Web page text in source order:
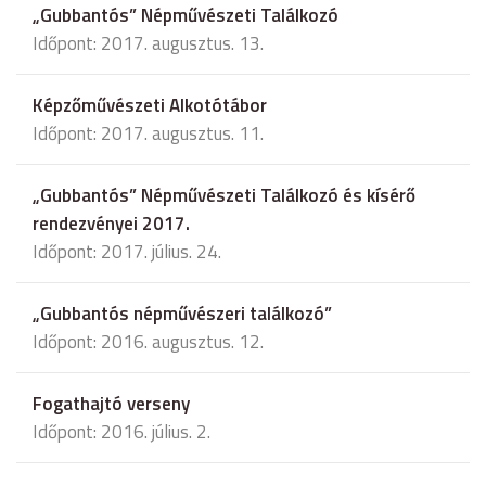
„Gubbantós” Népművészeti Találkozó
Időpont: 2017. augusztus. 13.
Képzőművészeti Alkotótábor
Időpont: 2017. augusztus. 11.
„Gubbantós” Népművészeti Találkozó és kísérő
rendezvényei 2017.
Időpont: 2017. július. 24.
„Gubbantós népművészeri találkozó”
Időpont: 2016. augusztus. 12.
Fogathajtó verseny
Időpont: 2016. július. 2.